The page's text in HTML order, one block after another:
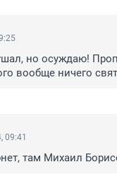
но осуждаю!
вообще ничего
09:41
там Михаил